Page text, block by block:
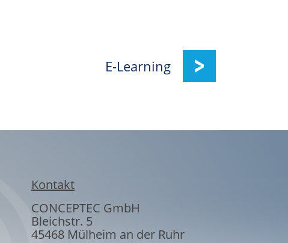
E-Learning
Kontakt
CONCEPTEC GmbH
Bleichstr. 5
45468 Mülheim an der Ruhr